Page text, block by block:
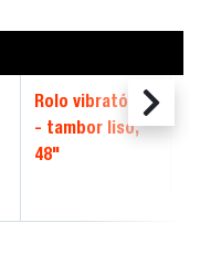
Rolo vibratório
- tambor liso,
48"